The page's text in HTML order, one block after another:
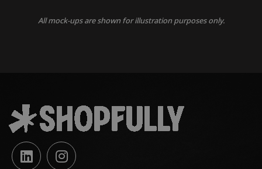
All mock-ups are shown for illustration purposes only.